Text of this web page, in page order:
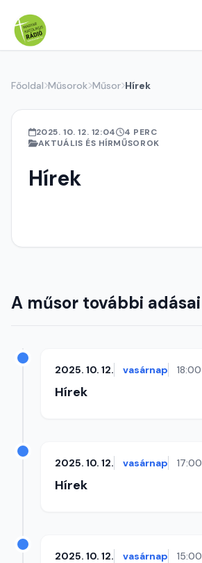
Főoldal Műsorok Műsor Hírek
2025. 10. 12. 12:04
4 PERC
AKTUÁLIS ÉS HÍRMŰSOROK
Hírek
A műsor további adásai
2025. 10. 12. vasárnap 18:00
Hírek
2025. 10. 12. vasárnap 17:00
Hírek
2025. 10. 12. vasárnap 15:00